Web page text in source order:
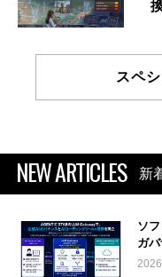
スペ
NEW ARTICLES 新
ソ
ガ